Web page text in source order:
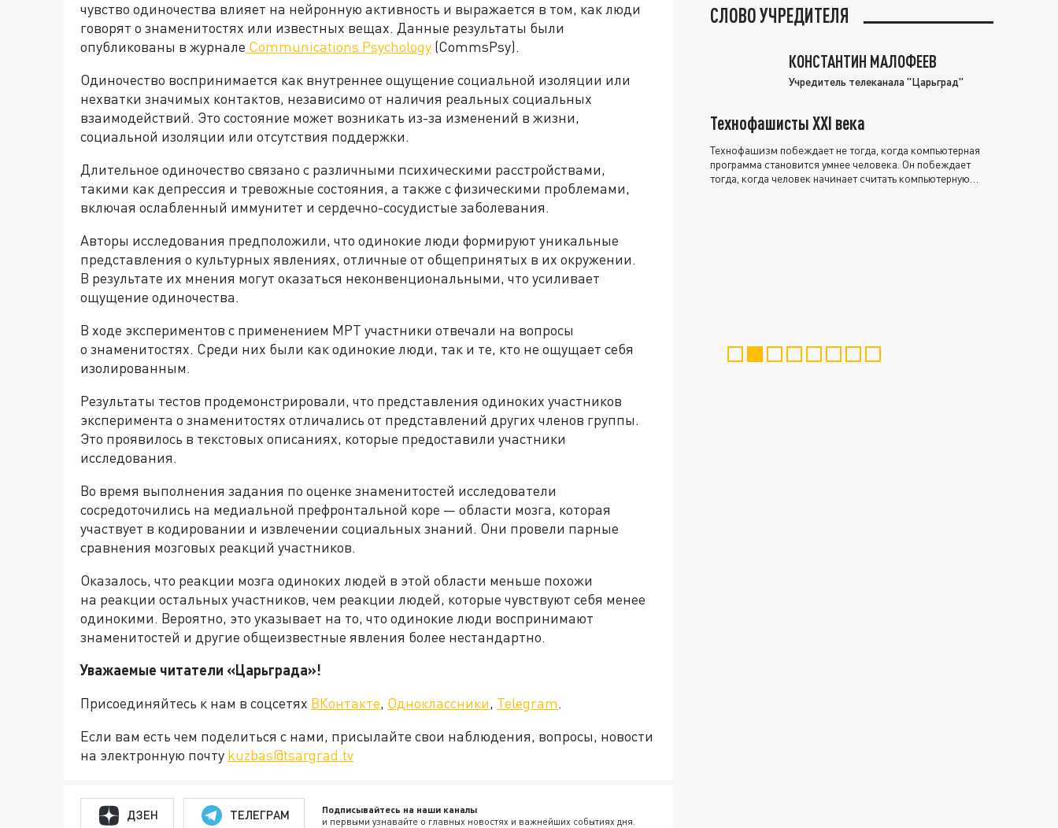
чувство одиночества влияет на нейронную активность и выражается в том, как люди
говорят о знаменитостях или известных вещах. Данные результаты были
опубликованы в журнале Communications Psychology (CommsPsy).
Одиночество воспринимается как внутреннее ощущение социальной изоляции или
нехватки значимых контактов, независимо от наличия реальных социальных
взаимодействий. Это состояние может возникать из-за изменений в жизни,
социальной изоляции или отсутствия поддержки.
Длительное одиночество связано с различными психическими расстройствами,
такими как депрессия и тревожные состояния, а также с физическими проблемами,
включая ослабленный иммунитет и сердечно-сосудистые заболевания.
Авторы исследования предположили, что одинокие люди формируют уникальные
представления о культурных явлениях, отличные от общепринятых в их окружении.
В результате их мнения могут оказаться неконвенциональными, что усиливает
ощущение одиночества.
В ходе экспериментов с применением МРТ участники отвечали на вопросы
о знаменитостях. Среди них были как одинокие люди, так и те, кто не ощущает себя
изолированным.
Результаты тестов продемонстрировали, что представления одиноких участников
эксперимента о знаменитостях отличались от представлений других членов группы.
Это проявилось в текстовых описаниях, которые предоставили участники
исследования.
Во время выполнения задания по оценке знаменитостей исследователи
сосредоточились на медиальной префронтальной коре — области мозга, которая
участвует в кодировании и извлечении социальных знаний. Они провели парные
сравнения мозговых реакций участников.
Оказалось, что реакции мозга одиноких людей в этой области меньше похожи
на реакции остальных участников, чем реакции людей, которые чувствуют себя менее
одинокими. Вероятно, это указывает на то, что одинокие люди воспринимают
знаменитостей и другие общеизвестные явления более нестандартно.
Уважаемые читатели «Царьграда»!
Присоединяйтесь к нам в соцсетях ВКонтакте, Одноклассники, Telegram.
Если вам есть чем поделиться с нами, присылайте свои наблюдения, вопросы, новости
на электронную почту kuzbas@tsargrad.tv
ДЗЕН ТЕЛЕГРАМ Подписывайтесь на наши каналы
и первыми узнавайте о главных новостях и важнейших событиях дня.
СЛОВО УЧРЕДИТЕЛЯ
КОНСТАНТИН МАЛОФЕЕВ
Учредитель телеканала "Царьград"
Технофашисты XXI века
Технофашизм побеждает не тогда, когда компьютерная
программа становится умнее человека. Он побеждает
тогда, когда человек начинает считать компьютерную